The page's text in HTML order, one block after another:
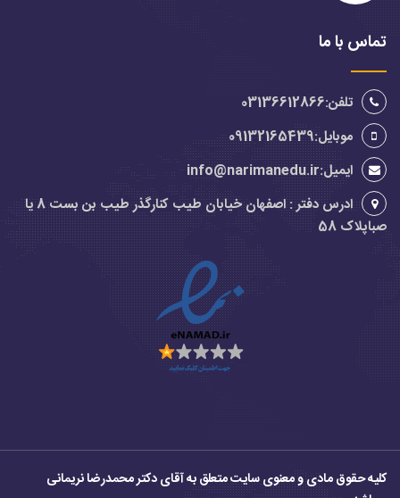
تماس با ما
تلفن:03136612866
موبایل:09132165439
ایمیل:info@narimanedu.ir
ادرس دفتر : اصفهان خیابان طیب کنارگذر طیب بن بست 8 یا
صباپلاک 58
کلیه حقوق مادی و معنوی سایت متعلق به آقای دکتر محمدرضا نریمانی